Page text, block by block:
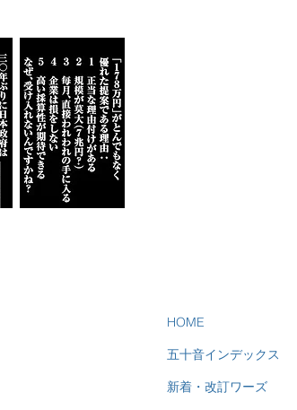
HOME
五十音インデックス
新着・改訂ワーズ